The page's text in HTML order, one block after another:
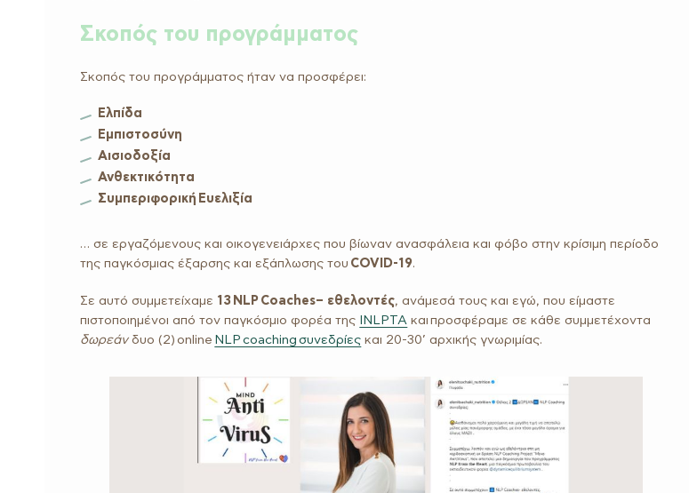
Σκοπός του προγράμματος
Σκοπός του προγράμματος ήταν να προσφέρει:
Ελπίδα
Εμπιστοσύνη
Αισιοδοξία
Ανθεκτικότητα
Συμπεριφορική Ευελιξία
… σε εργαζόμενους και οικογενειάρχες που βίωναν ανασφάλεια και φόβο στην κρίσιμη περίοδο
της παγκόσμιας έξαρσης και εξάπλωσης του COVID-19.
Σε αυτό συμμετείχαμε 13 NLP Coaches– εθελοντές, ανάμεσά τους και εγώ, που είμαστε
πιστοποιημένοι από τον παγκόσμιο φορέα της
INLPTA και προσφέραμε σε κάθε συμμετέχοντα
δωρεάνδυο (2) online NLP coaching συνεδρίες και 20-30’ αρχικής γνωριμίας.